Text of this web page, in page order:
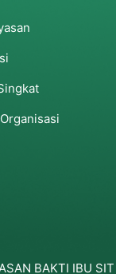
BAKTI IBU SIT